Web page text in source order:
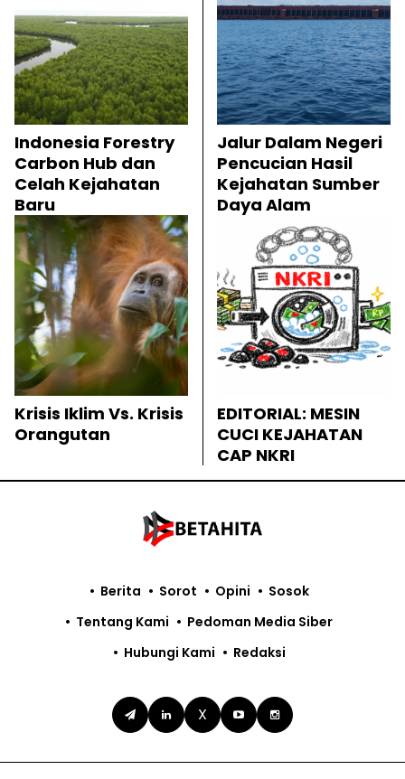
Indonesia Forestry
Carbon Hub dan
Celah Kejahatan
Baru
Jalur Dalam Negeri
Pencucian Hasil
Kejahatan Sumber
Daya Alam
Krisis Iklim Vs. Krisis
Orangutan
EDITORIAL: MESIN
CUCI KEJAHATAN
CAP NKRI
X
Berita Sorot Opini
Sosok
Tentang Kami
Pedoman Media Siber
Hubungi Kami
Redaksi